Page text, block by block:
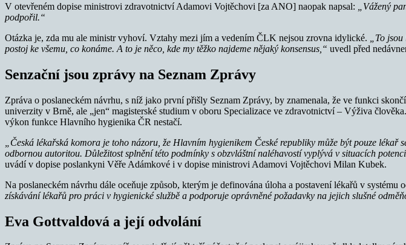
V otevřeném dopise ministrovi zdravotnictví Adamovi Vojtěchovi [za ANO] naopak napsal:
„Vážený
podpořil.“
Otázka je, zda mu ale ministr vyhoví. Vztahy mezi jím a vedením ČLK nejsou zrovna idylické.
To
postoj ke všemu, co konáme. A to je něco, kde my těžko najdeme nějaký konsensus,“ uvedl před
Senzační jsou zprávy na Seznam Zprávy
Zpráva o poslaneckém návrhu, s níž jako první přišly Seznam Zprávy, by znamenala, že ve funkci
univerzity v Brně, ale „jen“ magisterské studium v oboru Specializace ve zdravotnictví – Výživa
výkon funkce Hlavního hygienika ČR nestačí.
„Česká lékařská komora je toho názoru, že Hlavním hygienikem České republiky může být pouze
odbornou autoritou. Důležitost splnění této podmínky s obzvláštní naléhavostí vyplývá v situacích
uvádí v dopise poslankyni Věře Adámkové i v dopise ministrovi Adamovi Vojtěchovi Milan Kubek.
Na poslaneckém návrhu dále oceňuje způsob, kterým je definována úloha a postavení lékařů v systému
získávání lékařů pro práci v hygienické službě a podporuje oprávněné požadavky na jejich slušné
Eva Gottvaldová a její odvolání